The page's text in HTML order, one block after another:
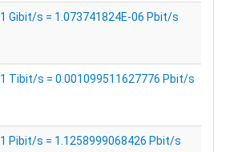
1 Gibit/s = 1.073741824E-06 Pbit/s
1 Tibit/s = 0.001099511627776 Pbit/s
1 Pibit/s = 1.1258999068426 Pbit/s